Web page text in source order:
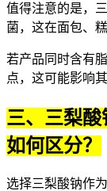
值得注意的是，
菌，这在面包、
若产品同时含有
点，这可能影响
三、三梨
如何区分？
选择三梨酸钠作